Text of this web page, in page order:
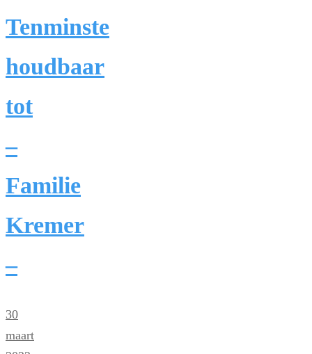
Tenminste
houdbaar
tot
–
Familie
Kremer
–
30
maart